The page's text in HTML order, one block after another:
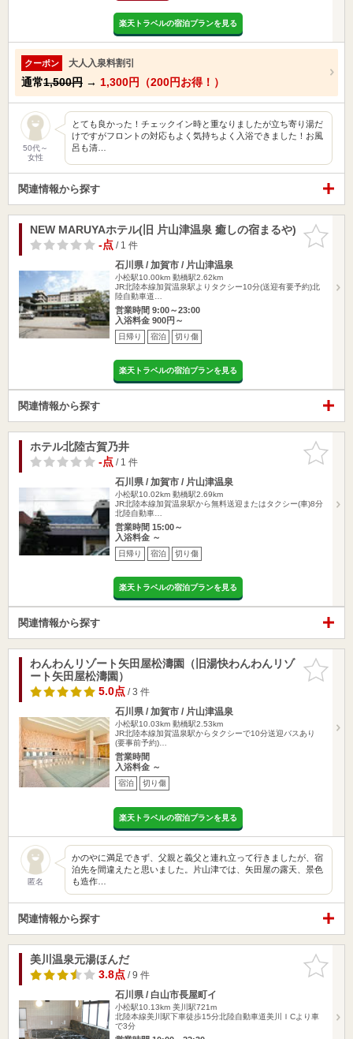
楽天トラベルの宿泊プランを見る
クーポン 大人入泉料割引
通常1,500円 → 1,300円（200円お得！）
50代～
女性
とても良かった！チェックイン時と重なりましたが立ち寄り湯だ
けですがフロントの対応もよく気持ちよく入浴できました！お風
呂も清…
関連情報から探す
お気に入
りに追加
NEW MARUYAホテル(旧 片山津温泉 癒しの宿まるや)
-点/ 1 件
石川県 / 加賀市 / 片山津温泉
小松駅10.00km 動橋駅2.62km
JR北陸本線加賀温泉駅よりタクシー10分(送迎有要予約)北
陸自動車道…
営業時間 9:00～23:00
入浴料金 900円～
日帰り 宿泊 切り傷
楽天トラベルの宿泊プランを見る
関連情報から探す
お気に入
りに追加
ホテル北陸古賀乃井
-点/ 1 件
石川県 / 加賀市 / 片山津温泉
小松駅10.02km 動橋駅2.69km
JR北陸本線加賀温泉駅から無料送迎またはタクシー(車)8分
北陸自動車…
営業時間 15:00～
入浴料金 ～
日帰り 宿泊 切り傷
楽天トラベルの宿泊プランを見る
関連情報から探す
お気に入
りに追加
わんわんリゾート矢田屋松濤園（旧湯快わんわんリゾ
ート矢田屋松濤園）
5.0点/ 3 件
石川県 / 加賀市 / 片山津温泉
小松駅10.03km 動橋駅2.53km
JR北陸本線加賀温泉駅からタクシーで10分送迎バスあり
(要事前予約)…
営業時間
入浴料金 ～
宿泊 切り傷
楽天トラベルの宿泊プランを見る
匿名
かのやに満足できず、父親と義父と連れ立って行きましたが、宿
泊先を間違えたと思いました。片山津では、矢田屋の露天、景色
も造作…
関連情報から探す
お気に入
りに追加
美川温泉元湯ほんだ
3.8点/ 9 件
石川県 / 白山市長屋町イ
小松駅10.13km 美川駅721m
北陸本線美川駅下車徒歩15分北陸自動車道美川ＩCより車
で3分